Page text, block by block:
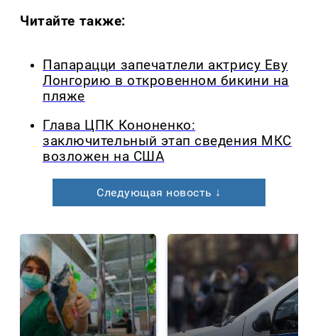
Читайте также:
Папарацци запечатлели актрису Еву
Лонгорию в откровенном бикини на
пляже
Глава ЦПК Кононенко:
заключительный этап сведения МКС
возложен на США
Следующая новость ↓